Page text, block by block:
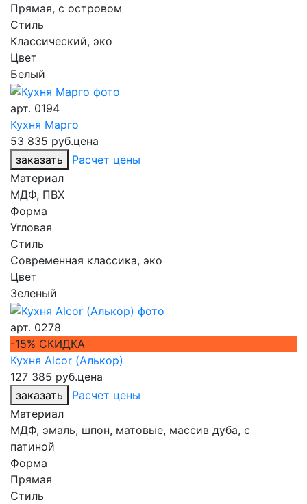
Прямая, с островом
Стиль
Классический, эко
Цвет
Белый
арт. 0194
Кухня Марго
53 835 руб.цена
заказать
Расчет цены
Материал
МДФ, ПВХ
Форма
Угловая
Стиль
Современная классика, эко
Цвет
Зеленый
арт. 0278
-15% СКИДКА
Кухня Alcor (Алькор)
127 385 руб.цена
заказать
Расчет цены
Материал
МДФ, эмаль, шпон, матовые, массив дуба, с
патиной
Форма
Прямая
Стиль